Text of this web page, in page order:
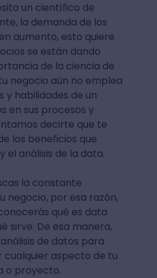
un científico de
la demanda de los
aumento, esto quiere
se están dando
de la ciencia de
negocio aún no emplea
y habilidades de un
en sus procesos y
decirte que te
los beneficios que
el análisis de la data.
la constante
negocio, por esa razón,
qué es data
sirve. De esa manera,
de datos para
cualquier aspecto de tu
o proyecto.